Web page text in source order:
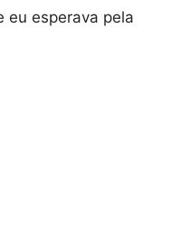
eu esperava pela